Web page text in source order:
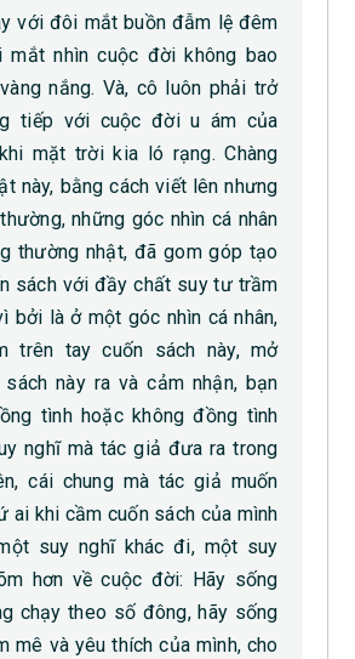
với đôi mắt buồn đẫm lệ đêm
mắt nhìn cuộc đời không bao
nắng. Và, cô luôn phải trở
tiếp với cuộc đời u ám của
mặt trời kia ló rạng. Chàng
này, bằng cách viết lên nhưng
những góc nhìn cá nhân
thường nhật, đã gom góp tạo
sách với đầy chất suy tư trầm
bởi là ở một góc nhìn cá nhân,
trên tay cuốn sách này, mở
sách này ra và cảm nhận, bạn
tình hoặc không đồng tình
nghĩ mà tác giả đưa ra trong
cái chung mà tác giả muốn
ai khi cầm cuốn sách của mình
suy nghĩ khác đi, một suy
hơn về cuộc đời: Hãy sống
chạy theo số đông, hãy sống
mê và yêu thích của mình, cho